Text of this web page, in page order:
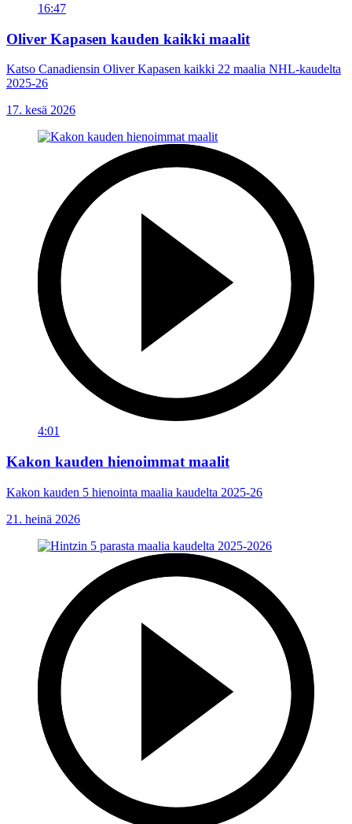
16:47
Oliver Kapasen kauden kaikki maalit
Katso Canadiensin Oliver Kapasen kaikki 22 maalia NHL-kaudelta
2025-26
17. kesä 2026
4:01
Kakon kauden hienoimmat maalit
Kakon kauden 5 hienointa maalia kaudelta 2025-26
21. heinä 2026